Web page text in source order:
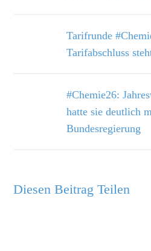
Tarifrunde
Tarifabschluss
#Chemie26:
hatte sie deutlich
Bundesregierung
Diesen Beitrag Teilen